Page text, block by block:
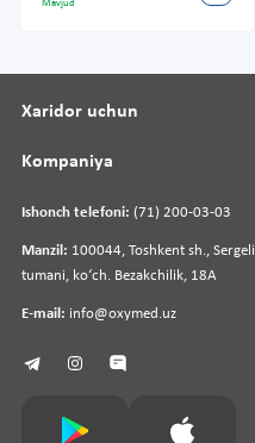
Mavjud
Ishonch telefoni: (71) 200-03-03
Manzil: 100044, Toshkent sh., Sergeli
tumani, koʻch. Bezakchilik, 18A
E-mail: info@oxymed.uz
Xaridor uchun
Kompaniya